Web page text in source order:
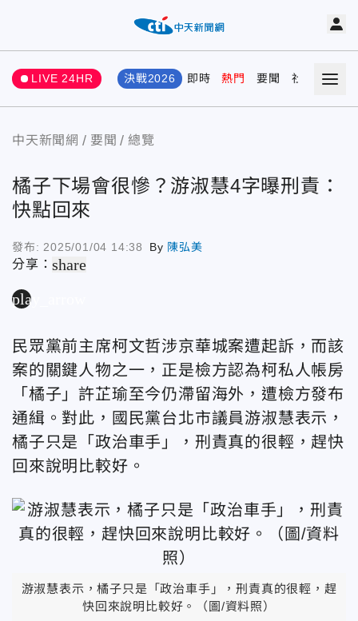
LIVE 24HR 決戰2026 即時 熱門 要聞 社會 娛樂
中天新聞網 要聞 總覽
橘子下場會很慘？游淑慧4字曝刑責：
快點回來
發布: 2025/01/04 14:38 By 陳弘美
分享：share
play_arrow
民眾黨前主席柯文哲涉京華城案遭起訴，而該
案的關鍵人物之一，正是檢方認為柯私人帳房
「橘子」許芷瑜至今仍滯留海外，遭檢方發布
通緝。對此，國民黨台北市議員游淑慧表示，
橘子只是「政治車手」，刑責真的很輕，趕快
回來說明比較好。
游淑慧表示，橘子只是「政治車手」，刑責真的很輕，趕
快回來說明比較好。（圖/資料照）